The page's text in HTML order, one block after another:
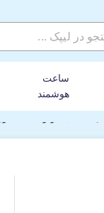
ساعت
هوشمند